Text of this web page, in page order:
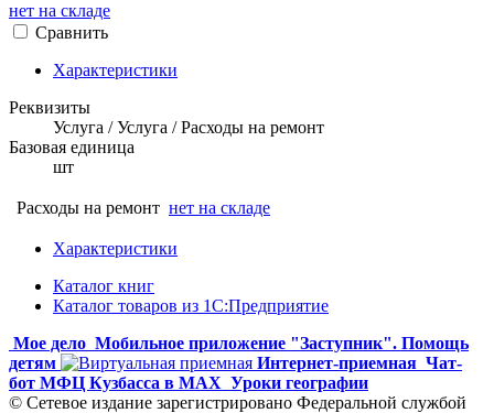
нет на складе
Сравнить
Характеристики
Реквизиты
Услуга / Услуга / Расходы на ремонт
Базовая единица
шт
Расходы на ремонт нет на складе
Характеристики
Каталог книг
Каталог товаров из 1С:Предприятие
Мое дело Мобильное приложение "Заступник". Помощь
детям
Интернет-приемная Чат-
бот МФЦ Кузбасса в MAX Уроки географии
© Сетевое издание зарегистрировано Федеральной службой